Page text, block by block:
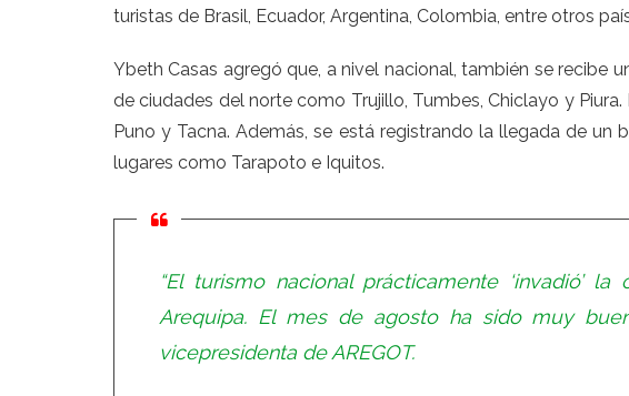
turistas de Brasil, Ecuador, Argentina, Colombia, entre otros
Ybeth Casas agregó que, a nivel nacional, también se recibe
de ciudades del norte como Trujillo, Tumbes, Chiclayo y
Puno y Tacna. Además, se está registrando la llegada de un
lugares como Tarapoto e Iquitos.
“El turismo nacional prácticamente ‘invadió’
Arequipa. El mes de agosto ha sido muy
vicepresidenta de AREGOT.